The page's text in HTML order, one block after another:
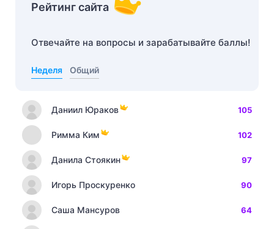
Рейтинг сайта
Отвечайте на вопросы и зарабатывайте баллы!
Неделя Общий
Даниил Юраков 105
Римма Ким 102
Данила Стоякин 97
Игорь Проскуренко 90
Саша Мансуров 64